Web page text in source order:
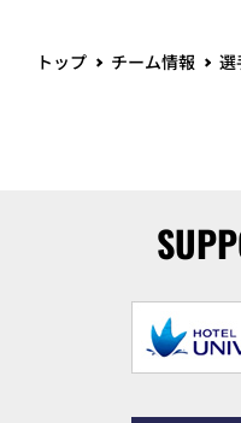
トップ チーム情報 選